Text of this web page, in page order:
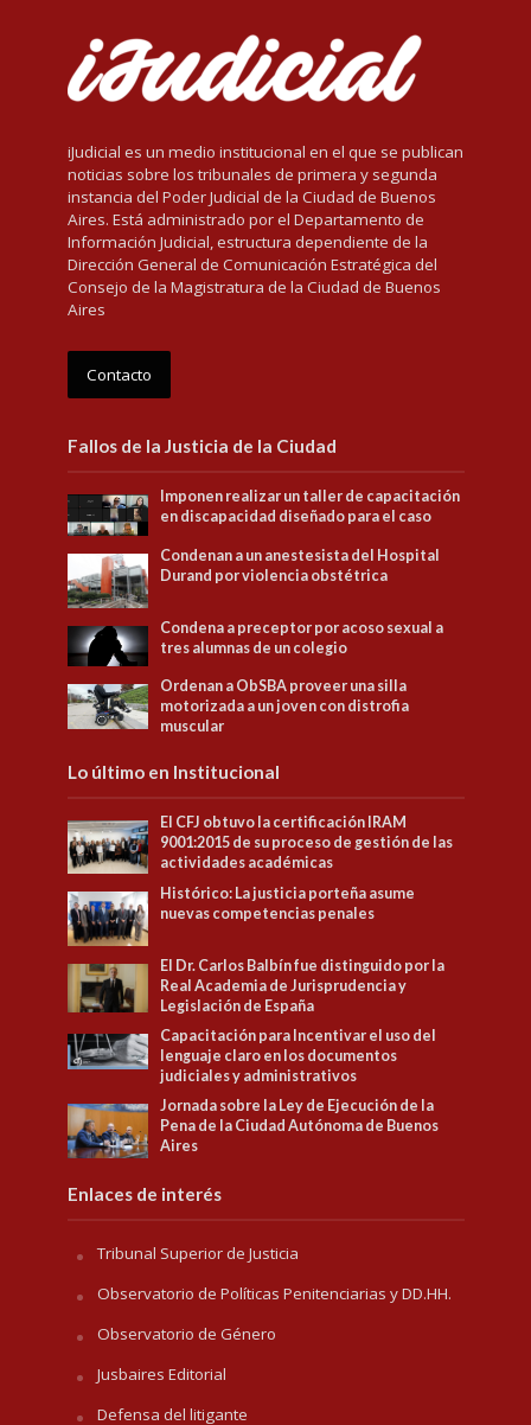
iJudicial es un medio institucional en el que se publican
noticias sobre los tribunales de primera y segunda
instancia del Poder Judicial de la Ciudad de Buenos
Aires. Está administrado por el Departamento de
Información Judicial, estructura dependiente de la
Dirección General de Comunicación Estratégica del
Consejo de la Magistratura de la Ciudad de Buenos
Aires
Contacto
Fallos de la Justicia de la Ciudad
Imponen realizar un taller de capacitación
en discapacidad diseñado para el caso
Condenan a un anestesista del Hospital
Durand por violencia obstétrica
Condena a preceptor por acoso sexual a
tres alumnas de un colegio
Ordenan a ObSBA proveer una silla
motorizada a un joven con distrofia
muscular
Lo último en Institucional
El CFJ obtuvo la certificación IRAM
9001:2015 de su proceso de gestión de las
actividades académicas
Histórico: La justicia porteña asume
nuevas competencias penales
El Dr. Carlos Balbín fue distinguido por la
Real Academia de Jurisprudencia y
Legislación de España
Capacitación para Incentivar el uso del
lenguaje claro en los documentos
judiciales y administrativos
Jornada sobre la Ley de Ejecución de la
Pena de la Ciudad Autónoma de Buenos
Aires
Enlaces de interés
Tribunal Superior de Justicia
Observatorio de Políticas Penitenciarias y DD.HH.
Observatorio de Género
Jusbaires Editorial
Defensa del litigante